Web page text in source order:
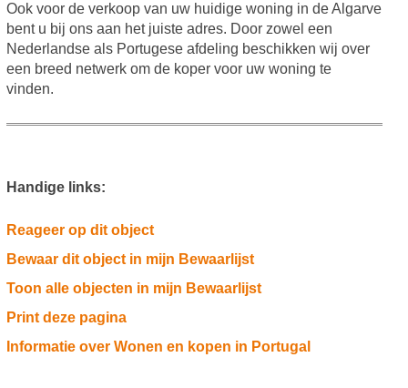
Ook voor de verkoop van uw huidige woning in de Algarve
bent u bij ons aan het juiste adres. Door zowel een
Nederlandse als Portugese afdeling beschikken wij over
een breed netwerk om de koper voor uw woning te
vinden.
Handige links:
Reageer op dit object
Bewaar dit object in mijn Bewaarlijst
Toon alle objecten in mijn Bewaarlijst
Print deze pagina
Informatie over Wonen en kopen in Portugal